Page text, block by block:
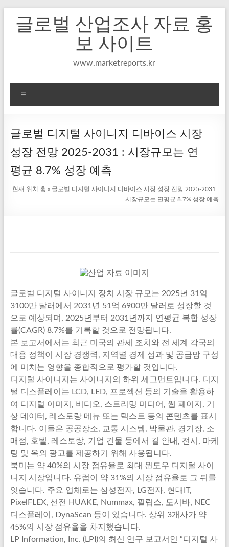
content
글로벌 산업조사 자료 홍
보 사이트
www.marketreports.kr
뉴
글로벌 디지털 사이니지 디바이스 시장
성장 전망 2025-2031 : 시장규모는 연
평균 8.7% 성장 예측
현재 위치:홈 » 글로벌 디지털 사이니지 디바이스 시장 성장 전망 2025-2031 :
시장규모는 연평균 8.7% 성장 예측
글로벌 디지털 사이니지 장치 시장 규모는 2025년 31억
3100만 달러에서 2031년 51억 6900만 달러로 성장할 것
으로 예상되며, 2025년부터 2031년까지 연평균 복합 성장
률(CAGR) 8.7%를 기록할 것으로 전망됩니다.
본 보고서에서는 최근 미국의 관세 조치와 전 세계 각국의
대응 정책이 시장 경쟁력, 지역별 경제 성과 및 공급망 구성
에 미치는 영향을 종합적으로 평가할 것입니다.
디지털 사이니지는 사이니지의 하위 세그먼트입니다. 디지
털 디스플레이는 LCD, LED, 프로젝션 등의 기술을 활용하
여 디지털 이미지, 비디오, 스트리밍 미디어, 웹 페이지, 기
상 데이터, 레스토랑 메뉴 또는 텍스트 등의 콘텐츠를 표시
합니다. 이들은 공공장소, 교통 시스템, 박물관, 경기장, 소
매점, 호텔, 레스토랑, 기업 건물 등에서 길 안내, 전시, 마케
팅 및 옥외 광고를 제공하기 위해 사용됩니다.
북미는 약 40%의 시장 점유율로 최대 윈도우 디지털 사이
니지 시장입니다. 유럽이 약 31%의 시장 점유율로 그 뒤를
잇습니다. 주요 업체로는 삼성전자, LG전자, 현대IT,
PixelFLEX, 선전 HUAKE, Nummax, 필립스, 도시바, NEC
디스플레이, DynaScan 등이 있습니다. 상위 3개사가 약
45%의 시장 점유율을 차지했습니다.
LP Information, Inc. (LPI)의 최신 연구 보고서인 “디지털 사